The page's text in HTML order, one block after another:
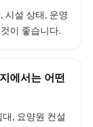
시설 상태, 운영
이 좋습니다.
에서는 어떤
, 요양원 컨설